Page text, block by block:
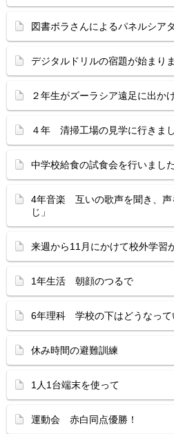
図書ボラさんによるパネルシア
デジタルドリルの宿題が始まり
２年生がズーラシア遠足に出か
４年 清掃工場の見学に行きま
中学校給食の試食会を行いまし
4年音楽 互いの歌声を聞き、声
じ」
来週から11月にかけて校外学習
1年生活 朝顔のつるで
6年理科 学校の下はどうなって
休み時間の避難訓練
1人1台端末を使って
運動会 赤白同点優勝！